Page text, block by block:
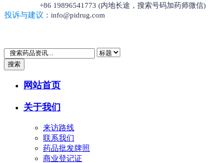
+86 19896541773 (内地长途，搜索号码加药师微信)
投诉与建议 ：info@pidrug.com
搜索
网站首页
关于我们
来访路线
联系我们
药品批发牌照
商业登记证